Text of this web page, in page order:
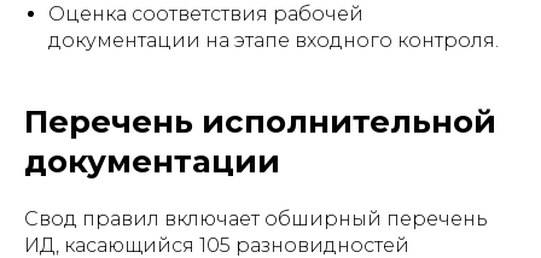
Оценка соответствия рабочей
документации на этапе входного контроля.
Перечень исполнительной
документации
Свод правил включает обширный перечень
ИД, касающийся 105 разновидностей